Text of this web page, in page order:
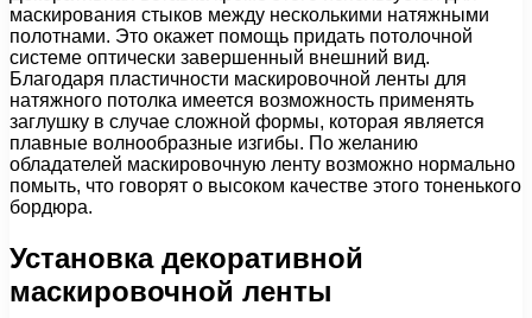
маскирования стыков между несколькими натяжными
полотнами. Это окажет помощь придать потолочной
системе оптически завершенный внешний вид.
Благодаря пластичности маскировочной ленты для
натяжного потолка имеется возможность применять
заглушку в случае сложной формы, которая является
плавные волнообразные изгибы. По желанию
обладателей маскировочную ленту возможно нормально
помыть, что говорят о высоком качестве этого тоненького
бордюра.
Установка декоративной
маскировочной ленты